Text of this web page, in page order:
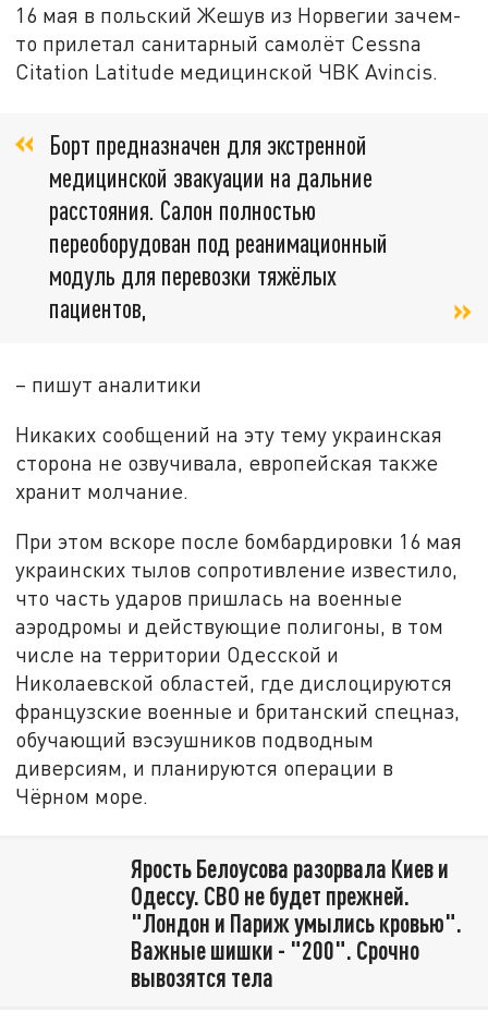
16 мая в польский Жешув из Норвегии зачем-
то прилетал санитарный самолёт Cessna
Citation Latitude медицинской ЧВК Avincis.
Борт предназначен для экстренной
медицинской эвакуации на дальние
расстояния. Салон полностью
переоборудован под реанимационный
модуль для перевозки тяжёлых
пациентов,
– пишут аналитики
Никаких сообщений на эту тему украинская
сторона не озвучивала, европейская также
хранит молчание.
При этом вскоре после бомбардировки 16 мая
украинских тылов сопротивление известило,
что часть ударов пришлась на военные
аэродромы и действующие полигоны, в том
числе на территории Одесской и
Николаевской областей, где дислоцируются
французские военные и британский спецназ,
обучающий вэсэушников подводным
диверсиям, и планируются операции в
Чёрном море.
Ярость Белоусова разорвала Киев и
Одессу. СВО не будет прежней.
"Лондон и Париж умылись кровью".
Важные шишки - "200". Срочно
вывозятся тела